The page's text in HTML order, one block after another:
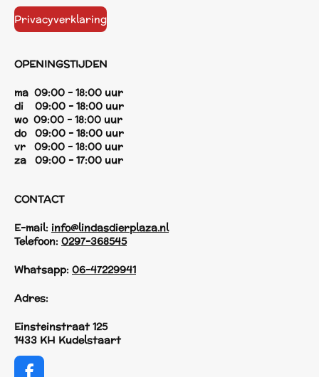
Privacyverklaring
OPENINGSTIJDEN
ma 09:00 - 18:00 uur
di 09:00 - 18:00 uur
wo 09:00 - 18:00 uur
do 09:00 - 18:00 uur
vr 09:00 - 18:00 uur
za 09:00 - 17:00 uur
CONTACT
E-mail: info@lindasdierplaza.nl
Telefoon: 0297-368545
Whatsapp: 06-47229941
Adres:
Einsteinstraat 125
1433 KH Kudelstaart